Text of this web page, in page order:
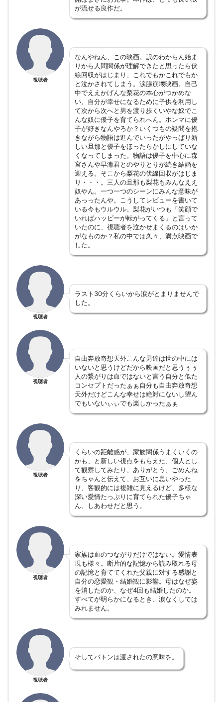
が流せる良作だ。
視聴者
なんやねん、この映画。訳のわからん始ま
りから人間関係が理解できたと思ったら伏
線回収がはじまり、これでもかこれでもか
と泣かされてしまう。涙腺崩壊映画。自己
中でええかげんな梨花の本心がつかめな
い。自分が幸せになるために子供を利用し
て次から次へと男を渡り歩くいやな奴でこ
んな奴に優子を育てられへん。ホンマに優
子が好きなんやろか？いくつもの疑問を抱
きながら物語は進んでいったがやっぱり新
しい旦那と優子をほったらかしにしていな
くなってしまった。物語は優子を中心に森
宮さんや早瀬君とのやりとりが続き結婚を
迎える。そこから梨花の伏線回収がはじま
り・・・。三人の旦那も梨花もみんなええ
奴やん。一つ一つのシーンにみんな意味が
あっったんや。こうしてレビューを書いて
いる今もウルウル。梨花がいつも「笑顔で
いればハッピーが転がってくる」と言って
いたのに、視聴者を泣かせまくるのはいか
がなものか？私の中では久々、満点映画で
した。
視聴者
ラスト30分くらいから涙がとまりませんで
した。
視聴者
自由奔放奇想天外こんな男達は世の中には
いないと思うけどだから映画だと思うぅぅ
人の繋がりは血ではないと言う自分と似た
コンセプトだったぁぁ自分も自由奔放奇想
天外だけどこんな幸せは絶対にないし望ん
でもいないぃぃでも楽しかったぁぁ
視聴者
くらいの距離感が、家族関係うまくいくの
かも、と新しい視点をもらえた、個人とし
て観察してみたり、ありがとう、ごめんね
をちゃんと伝えて、お互いに思いやった
り、客観的には複雑に見えるけど、多様な
深い愛情たっぷりに育てられた優子ちゃ
ん、しあわせだと思う。
視聴者
家族は血のつながりだけではない。愛情表
現も様々。断片的な記憶から読み取れる母
の記憶と育ててくれた父親に対する感謝と
自分の恋愛観・結婚観に影響。母はなぜ姿
を消したのか、なぜ4回も結婚したのか。
すべてが明らかになるとき、涙なくしては
みれません。
視聴者
そしてバトンは渡されたの意味を。